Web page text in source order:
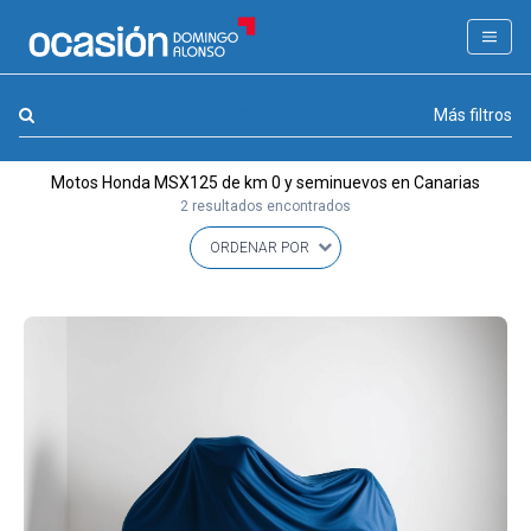
FILTROS
APPROVED
Carrocería, año y Kms. (0)
Más filtros
Motos Honda MSX125 de km 0 y seminuevos en Canarias
2 resultados encontrados